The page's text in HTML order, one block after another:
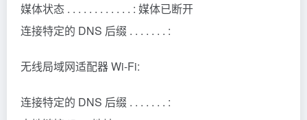
媒体状态 . . . . . . . . . . . . : 媒体已断开
连接特定的 DNS 后缀 . . . . . . . :
无线局域网适配器 Wi-Fi:
连接特定的 DNS 后缀 . . . . . . . :